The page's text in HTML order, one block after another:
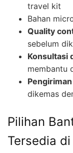
travel kit
Bahan
Quality
sebelum
Konsultasi
membantu
dikemas
Pilihan
Tersedia